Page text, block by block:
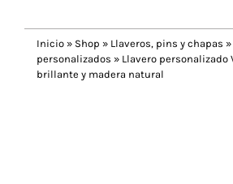
Tazas y botellas
Inicio » Shop » Llaveros, pins y chapas »
personalizados » Llavero personalizado
brillante y madera natural